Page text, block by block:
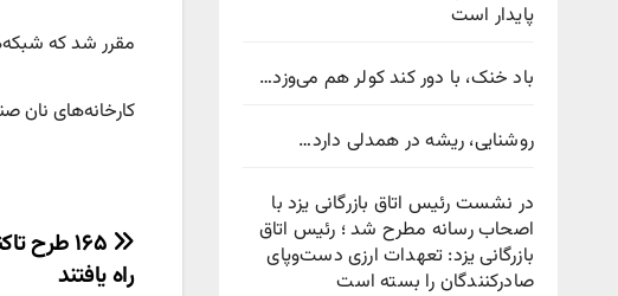
پایدار است
باد خنک، با دور کند کولر هم می‌وزد…
روشنایی، ریشه در همدلی دارد…
در نشست رئیس اتاق بازرگانی یزد با
اصحاب رسانه مطرح شد ؛ رئیس اتاق
بازرگانی یزد: تعهدات ارزی دست‌وپای
صادرکنندگان را بسته است
مقرر شد که
کارخانه‌های
راهبری۱۶۵ طرح
راه یافتند